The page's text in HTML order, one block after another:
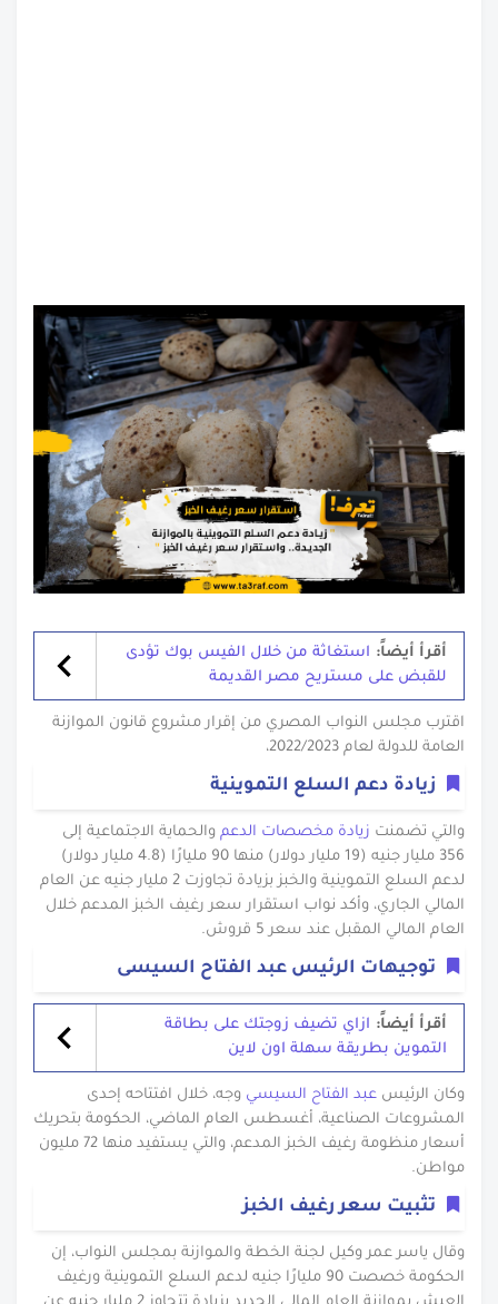
أقرأ أيضاً: استغاثة من خلال الفيس بوك تؤدى
للقبض على مستريح مصر القديمة
اقترب مجلس النواب المصري من إقرار مشروع قانون الموازنة
العامة للدولة لعام 2022/2023،
زيادة دعم السلع التموينية
والتي تضمنت زيادة مخصصات الدعم والحماية الاجتماعية إلى
356 مليار جنيه (19 مليار دولار) منها 90 مليارًا (4.8 مليار دولار)
لدعم السلع التموينية والخبز بزيادة تجاوزت 2 مليار جنيه عن العام
المالي الجاري، وأكد نواب استقرار سعر رغيف الخبز المدعم خلال
العام المالي المقبل عند سعر 5 قروش.
توجيهات الرئيس عبد الفتاح السيسى
أقرأ أيضاً: ازاي تضيف زوجتك على بطاقة
التموين بطريقة سهلة اون لاين
وكان الرئيس عبد الفتاح السيسي وجه، خلال افتتاحه إحدى
المشروعات الصناعية، أغسطس العام الماضي، الحكومة بتحريك
أسعار منظومة رغيف الخبز المدعم، والتي يستفيد منها 72 مليون
مواطن.
تثبيت سعر رغيف الخبز
وقال ياسر عمر وكيل لجنة الخطة والموازنة بمجلس النواب، إن
الحكومة خصصت 90 مليارًا جنيه لدعم السلع التموينية ورغيف